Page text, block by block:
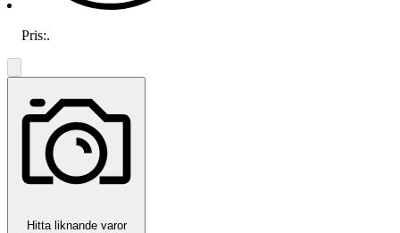
Pris:.
Hitta liknande varor